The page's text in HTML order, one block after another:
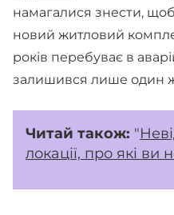
намагалися знести, щоб
новий житловий
років перебуває в
залишився лише один
Читай також: "
локації, про які ви